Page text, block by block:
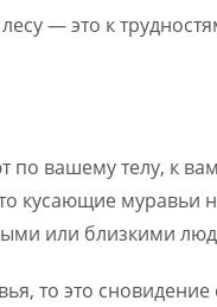
— это к
по вашему телу, к
кусающие муравьи
или близкими
то это сновидение